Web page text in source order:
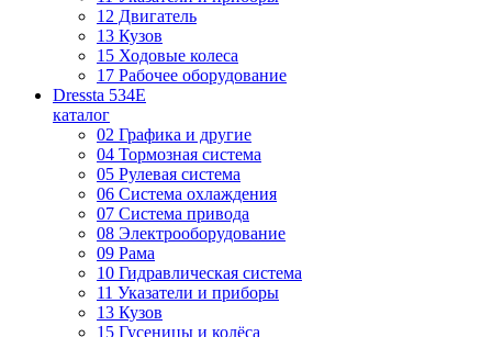
12 Двигатель
13 Кузов
15 Ходовые колеса
17 Рабочее оборудование
Dressta 534E
каталог
02 Графика и другие
04 Тормозная система
05 Рулевая система
06 Система охлаждения
07 Система привода
08 Электрооборудование
09 Рама
10 Гидравлическая система
11 Указатели и приборы
13 Кузов
15 Гусеницы и колёса